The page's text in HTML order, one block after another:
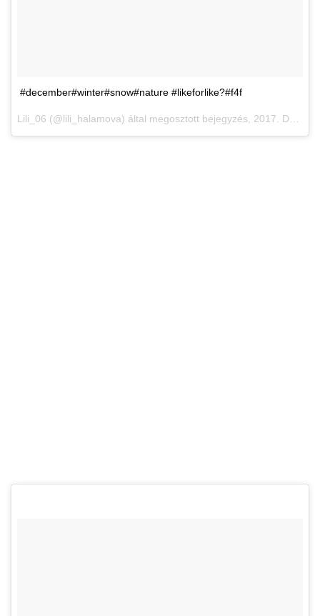
#december#winter#snow#nature #likeforlike?#f4f
Lili_06 (@lili_halamova) által megosztott bejegyzés, 2017. Dec 3., 06:23 PST